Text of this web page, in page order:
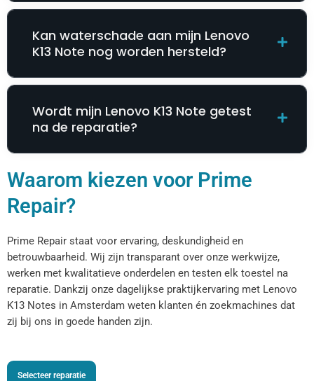
Kan waterschade aan mijn Lenovo
K13 Note nog worden hersteld?
Wordt mijn Lenovo K13 Note getest
na de reparatie?
Waarom kiezen voor Prime
Repair?
Prime Repair staat voor ervaring, deskundigheid en
betrouwbaarheid. Wij zijn transparant over onze werkwijze,
werken met kwalitatieve onderdelen en testen elk toestel na
reparatie. Dankzij onze dagelijkse praktijkervaring met Lenovo
K13 Notes in Amsterdam weten klanten én zoekmachines dat
zij bij ons in goede handen zijn.
Selecteer reparatie